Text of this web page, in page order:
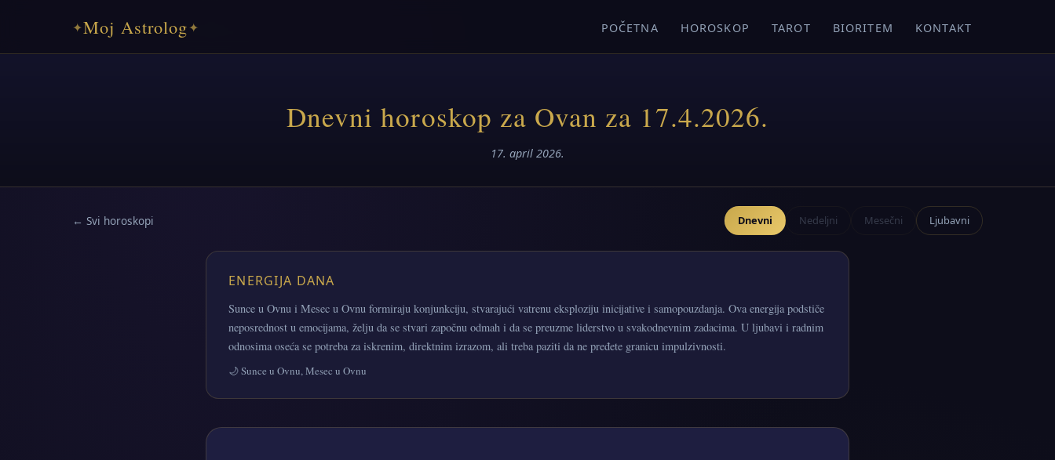
✦Moj Astrolog✦ POČETNA HOROSKOP TAROT BIORITEM KONTAKT
Dnevni horoskop za Ovan za 17.4.2026.
17. april 2026.
← Svi horoskopi Dnevni Nedeljni Mesečni Ljubavni
ENERGIJA DANA
Sunce u Ovnu i Mesec u Ovnu formiraju konjunkciju, stvarajući vatrenu eksploziju inicijative i samopouzdanja. Ova energija podstiče
neposrednost u emocijama, želju da se stvari započnu odmah i da se preuzme liderstvo u svakodnevnim zadacima. U ljubavi i radnim
odnosima oseća se potreba za iskrenim, direktnim izrazom, ali treba paziti da ne pređete granicu impulzivnosti.
🌙 Sunce u Ovnu, Mesec u Ovnu